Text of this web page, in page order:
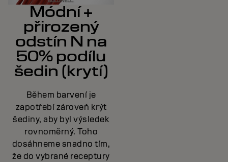
Módní +
přirozený
odstín N na
50% podílu
šedin (krytí)
Během barvení je
zapotřebí zároveň krýt
šediny, aby byl výsledek
rovnoměrný. Toho
dosáhneme snadno tím,
že do vybrané receptury